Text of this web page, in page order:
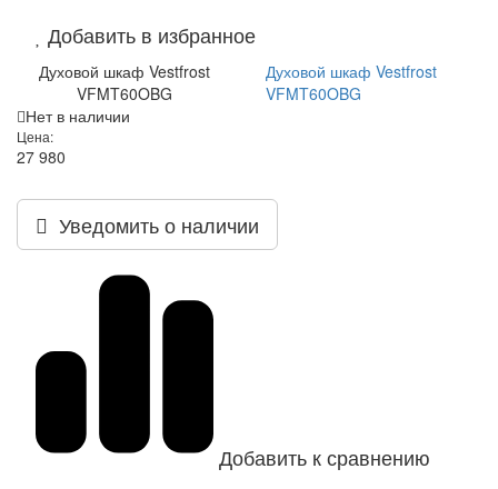
Добавить в избранное
Духовой шкаф Vestfrost
VFMT60OBG
Духовой шкаф Vestfrost
VFMT60OBG
Нет в наличии
Цена:
27 980
Уведомить о наличии
Добавить к сравнению